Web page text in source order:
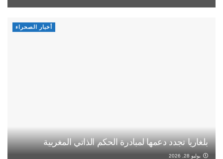
أخبار الصحراء
بلغاريا تجدد دعمها لمبادرة الحكم الذاتي المغربية
يوليو 28, 2026